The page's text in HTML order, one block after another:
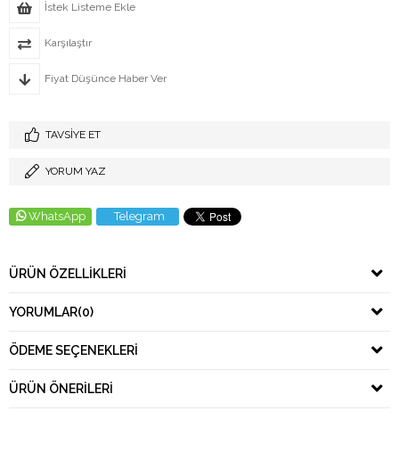
İstek Listeme Ekle
Karşılaştır
Fiyat Düşünce Haber Ver
TAVSIYE ET
YORUM YAZ
WhatsApp Telegram
ÜRÜN ÖZELLIKLERI
YORUMLAR(0)
ÖDEME SEÇENEKLERI
ÜRÜN ÖNERILERI